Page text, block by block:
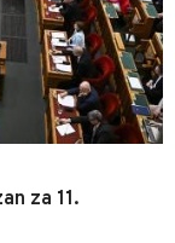
za 11.